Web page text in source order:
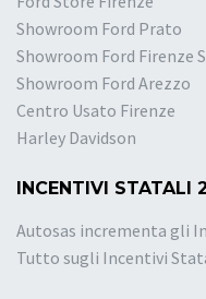
Showroom Ford Prato
Showroom Ford Firenze
Showroom Ford Arezzo
Centro Usato Firenze
Harley Davidson
INCENTIVI STATALI
Autosas incrementa gli
Tutto sugli Incentivi